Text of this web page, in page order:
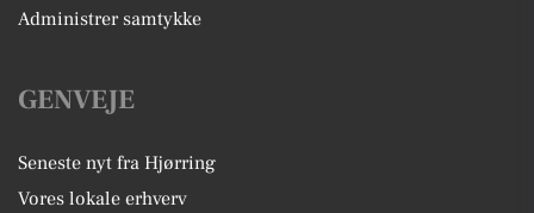
Administrer samtykke
GENVEJE
Seneste nyt fra Hjørring
Vores lokale erhverv